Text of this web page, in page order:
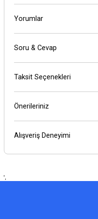
Yorumlar
Soru & Cevap
Taksit Seçenekleri
Önerileriniz
Alışveriş Deneyimi
',